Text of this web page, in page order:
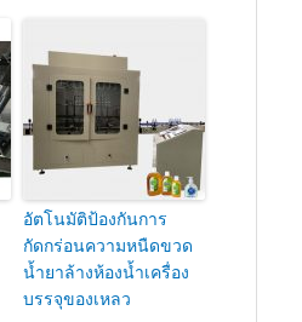
อัตโนมัติป้องกันการ
กัดกร่อนความหนืดขวด
น้ำยาล้างห้องน้ำเครื่อง
บรรจุของเหลว